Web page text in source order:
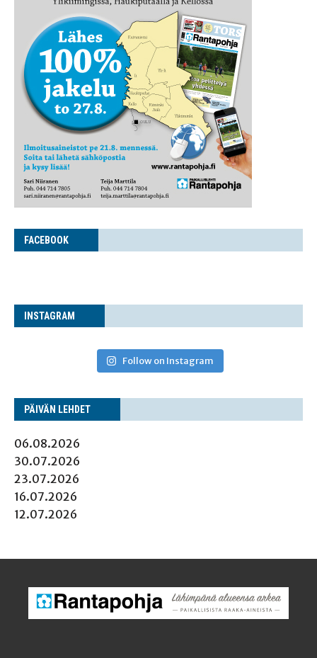
FACE­BOOK
INS­TA­GRAM
Follow on Instagram
PÄI­VÄN LEHDET
06.08.2026
30.07.2026
23.07.2026
16.07.2026
12.07.2026